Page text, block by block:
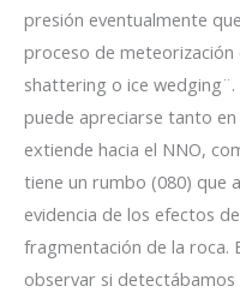
presión eventualmente
proceso de
shattering o ice
puede apreciarse tanto
extiende hacia el NNO,
tiene un rumbo (080) que
evidencia de los efectos
fragmentación de la roca.
observar si